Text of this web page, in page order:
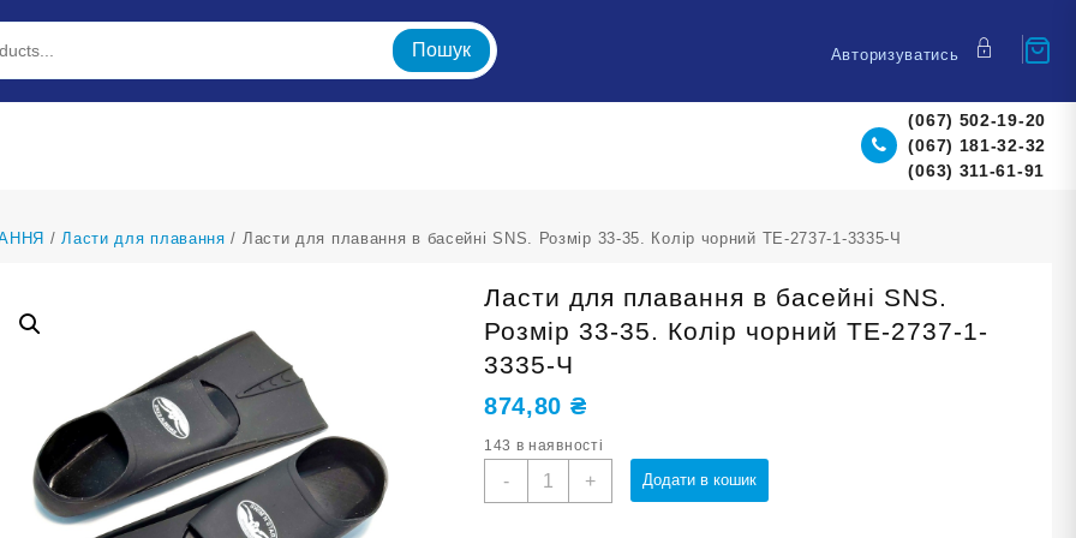
Пошук Авторизуватись
(067) 502-19-20
(067) 181-32-32
(063) 311-61-91
/ Ласти для плавання / Ласти для плавання в басейні SNS. Розмір 33-35. Колір чорний TE-2737-1-3335-Ч
Ласти для плавання в басейні SNS.
Розмір 33-35. Колір чорний TE-2737-1-
3335-Ч
874,80 ₴
143 в наявності
-
Ласти
+ Додати в кошик